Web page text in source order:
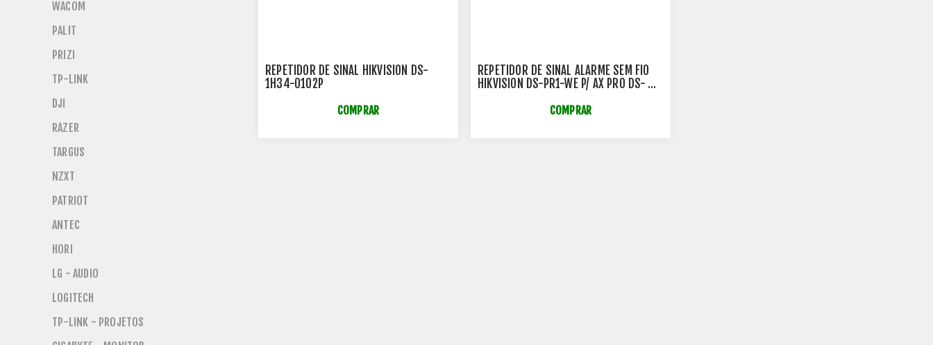
REPETIDOR DE SINAL HIKVISION DS-
1H34-0102P
COMPRAR
REPETIDOR DE SINAL ALARME SEM FIO
HIKVISION DS-PR1-WE P/ AX PRO DS-
COMPRAR
WACOM
PALIT
PRIZI
TP-LINK
DJI
RAZER
TARGUS
NZXT
PATRIOT
ANTEC
HORI
LG - AUDIO
LOGITECH
TP-LINK - PROJETOS